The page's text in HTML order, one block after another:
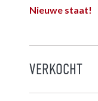
Nieuwe staat!
VERKOCHT